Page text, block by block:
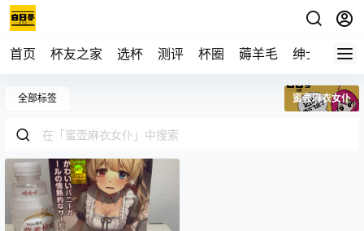
首页 杯友之家 选杯 测评 杯圈 薅羊毛 绅士 视频
全部标签 蜜壶麻衣女仆